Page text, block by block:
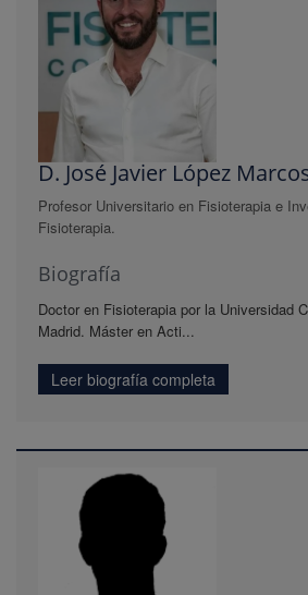
D. José Javier López
Profesor Universitario en Fisioterapia e
Fisioterapia.
Biografía
Doctor en Fisioterapia por la Universidad
Madrid. Máster en Acti...
Leer biografía completa